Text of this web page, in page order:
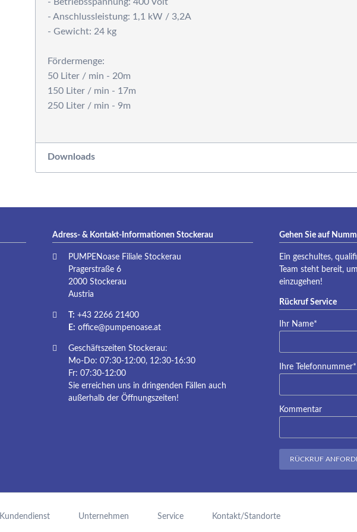
- Anschlussleistung: 1,1 kW / 3,2A
- Gewicht: 24 kg
Fördermenge:
50 Liter / min - 20m
150 Liter / min - 17m
250 Liter / min - 9m
Downloads
Adress- & Kontakt-Informationen Stockerau
PUMPENoase Filiale Stockerau
Pragerstraße 6
2000 Stockerau
Austria
T: +43 2266 21400
E: office@pumpenoase.at
Geschäftszeiten Stockerau:
Mo-Do: 07:30-12:00, 12:30-16:30
Fr: 07:30-12:00
Sie erreichen uns in dringenden Fällen auch
außerhalb der Öffnungszeiten!
Gehen Sie auf
Ein geschultes,
Team steht bereit,
einzugehen!
Rückruf Service
Pflichtfeld
Ihr Name*
Pflichtfeld
Ihre Telefonnummer*
Kommentar
RÜCKRUF
Kundendienst Unternehmen Service Kontakt/Standorte